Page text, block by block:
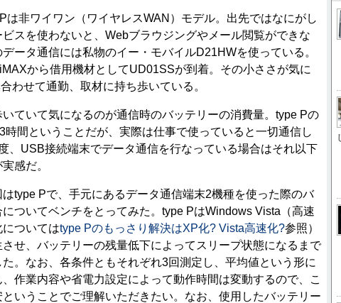
非ワイワン（ワイヤレスWAN）モデル。出先ではなにがし
スを使わないと、Webブラウジングやメール閲覧ができな
ータ通信には私物のイー・モバイルD21HWを使っている。
から借用機材としてUD01SSが到着。その小ささが気に
わせて通勤、取材に持ち歩いている。
ていて気になるのが通信時のバッテリーの消費量。type Pの
時間ということだが、実際は仕事で使っていると一切通信し
、USB接続端末でデータ通信を行なっている場合はそれ以下
感だ。
type Pで、手元にあるデータ通信端末2機種を使った際のバ
ついてベンチをとってみた。type PはWindows Vista（高速
ついてはtype Pのもっさり解決はXP化? Vista高速化?参照）
せ、バッテリーの残量低下によってスリープ状態になるまで
。なお、各条件ともそれぞれ3回測定し、平均値という形に
作業内容や省電力設定によって動作時間は変動するので、こ
いうことでご理解いただきたい。なお、使用したバッテリー